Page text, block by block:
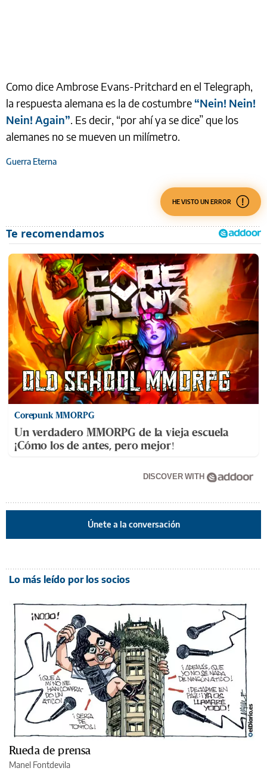
Como dice Ambrose Evans-Pritchard en el Telegraph,
la respuesta alemana es la de costumbre“Nein! Nein!
Nein! Again”. Es decir, “por ahí ya se dice” que los
alemanes no se mueven un milímetro.
Guerra Eterna
HE VISTO UN ERROR
Corepunk MMORPG
Un verdadero MMORPG de la vieja escuela
¡Cómo los de antes, pero mejor!
DISCOVER WITH
Únete a la conversación
Lo más leído por los socios
Rueda de prensa
Manel Fontdevila